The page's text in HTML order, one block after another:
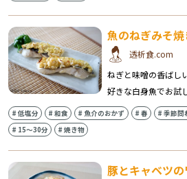
魚のねぎみそ焼
透析食.com
ねぎと味噌の香ばし
好きな白身魚でお試
#低塩分 #和食 # 魚介のおかず #春 #季節問
# 15〜30分 #焼き物
豚とキャベツ